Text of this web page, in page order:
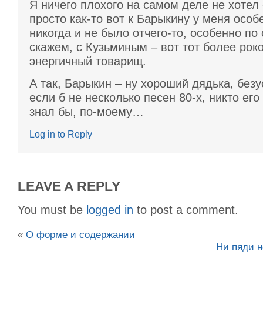
Я ничего плохого на самом деле не хотел
просто как-то вот к Барыкину у меня
никогда и не было отчего-то, особенно
скажем, с Кузьминым – вот тот более
энергичный товарищ.
А так, Барыкин – ну хороший дядька,
если б не несколько песен 80-х, никто его
знал бы, по-моему…
Log in to Reply
LEAVE A REPLY
You must be logged in to post a comment.
« О форме и содержании
Ни пяди